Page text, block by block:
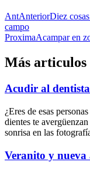
AntAnteriorDiez
campo
ProximaAcampar en
Más articulos
Acudir al
¿Eres de esas
dientes te
sonrisa en las
Veranito y nueva